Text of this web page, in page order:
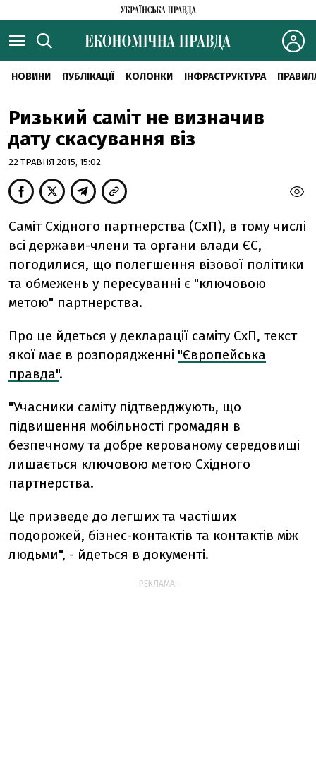
НОВИНИ ПУБЛІКАЦІЇ КОЛОНКИ ІНФРАСТРУКТУРА
Ризький саміт не визначив
дату скасування віз
22 ТРАВНЯ 2015, 15:02
Саміт Східного партнерства (СхП), в тому числі
всі держави-члени та органи влади ЄС,
погодилися, що полегшення візової політики
та обмежень у пересуванні є "ключовою
метою" партнерства.
Про це йдеться у декларації саміту СхП, текст
якої має в розпорядженні "Європейська
правда".
"Учасники саміту підтверджують, що
підвищення мобільності громадян в
безпечному та добре керованому середовищі
лишається ключовою метою Східного
партнерства.
Це призведе до легших та частіших
подорожей, бізнес-контактів та контактів між
людьми", - йдеться в документі.
РЕКЛАМА: